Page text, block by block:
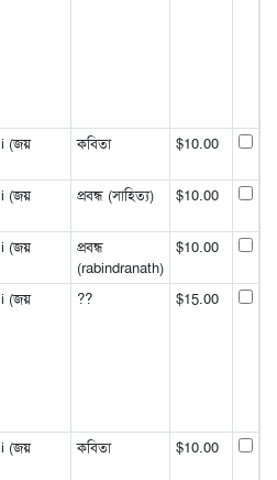
(জয়
কবিতা $10.00
(জয়
প্রবন্ধ (সাহিত্য) $10.00
(জয়
প্রবন্ধ
(rabindranath)
$10.00
(জয়
?? $15.00
(জয়
কবিতা $10.00